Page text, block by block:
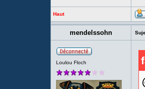
Haut
mendelssohn
Loulou Floch